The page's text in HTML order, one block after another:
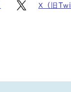
X（旧